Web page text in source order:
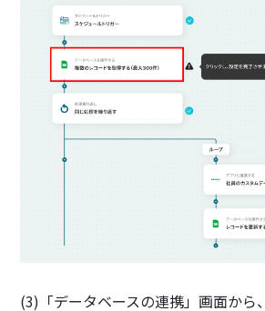
(3)「データベースの連携」画面から